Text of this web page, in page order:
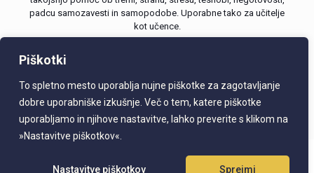
Piškotki
To spletno mesto uporablja nujne piškotke za zagotavljanje
dobre uporabniške izkušnje. Več o tem, katere piškotke
uporabljamo in njihove nastavitve, lahko preverite s klikom na
»Nastavitve piškotkov«.
Nastavitve piškotkov Sprejmi
padcu samozavesti in samopodobe. Uporabne tako za učitelje
kot učence.
Kotizacija za udeleženca je150 € neto(183 € z 22-% DDV) in
vključuje gradivo in pogostitev.
Prijava
ALETHEIA, Katja Petrovec s.p. | izobraževanja |2026